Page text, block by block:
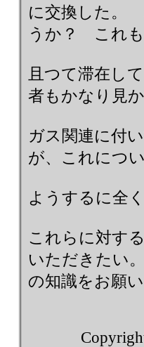
に交換した。
うか？ これも
且つて滞在し
者もかなり見
ガス関連に付
が、これにつ
ようするに全
これらに対す
いただきたい
の知識をお願